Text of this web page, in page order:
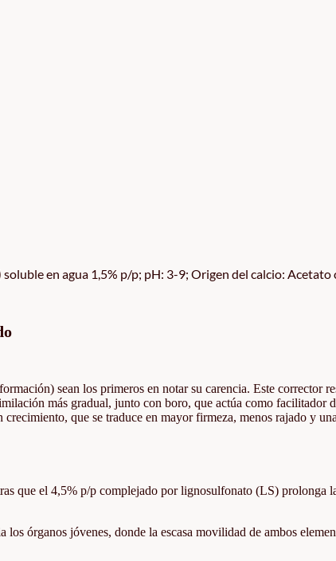
en agua 1,5% p/p; pH: 3-9; Origen del calcio: Acetato
sean los primeros en notar su carencia. Este corrector
más gradual, junto con boro, que actúa como facilitador
que se traduce en mayor firmeza, menos rajado y
que el 4,5% p/p complejado por lignosulfonato (LS) prolonga
órganos jóvenes, donde la escasa movilidad de ambos